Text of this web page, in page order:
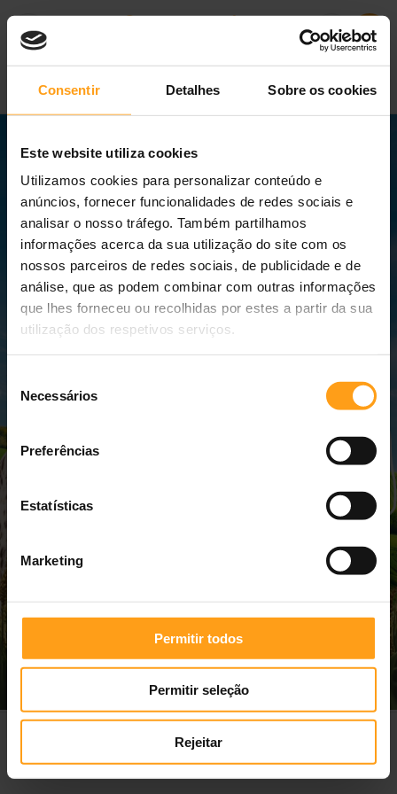
Consentir Detalhes Sobre os cookies
Este website utiliza cookies
Utilizamos cookies para personalizar conteúdo e
anúncios, fornecer funcionalidades de redes sociais e
analisar o nosso tráfego. Também partilhamos
informações acerca da sua utilização do site com os
nossos parceiros de redes sociais, de publicidade e de
análise, que as podem combinar com outras informações
que lhes forneceu ou recolhidas por estes a partir da sua
utilização dos respetivos serviços.
Necessários
Preferências
Estatísticas
Marketing
Permitir todos
Permitir seleção
Rejeitar
Medicamentos VeterináriosProfissionais e Criadores
Politica de Privacidade